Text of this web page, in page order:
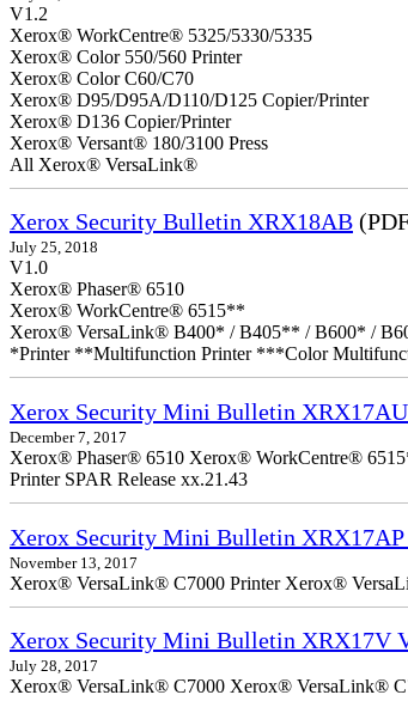
V1.2
Xerox® WorkCentre® 5325/5330/5335
Xerox® Color 550/560 Printer
Xerox® Color C60/C70
Xerox® D95/D95A/D110/D125 Copier/Printer
Xerox® D136 Copier/Printer
Xerox® Versant® 180/3100 Press
All Xerox® VersaLink®
Xerox Security Bulletin XRX18AB
July 25, 2018
V1.0
Xerox® Phaser® 6510
Xerox® WorkCentre® 6515**
Xerox® VersaLink® B400* / B405** / B600* /
*Printer **Multifunction Printer ***Color
Xerox Security Mini Bulletin
December 7, 2017
Xerox® Phaser® 6510 Xerox® WorkCentre®
Printer SPAR Release xx.21.43
Xerox Security Mini Bulletin XRX17AP
November 13, 2017
Xerox® VersaLink® C7000 Printer Xerox®
Xerox Security Mini Bulletin XRX17V
July 28, 2017
Xerox® VersaLink® C7000 Xerox® VersaLink®